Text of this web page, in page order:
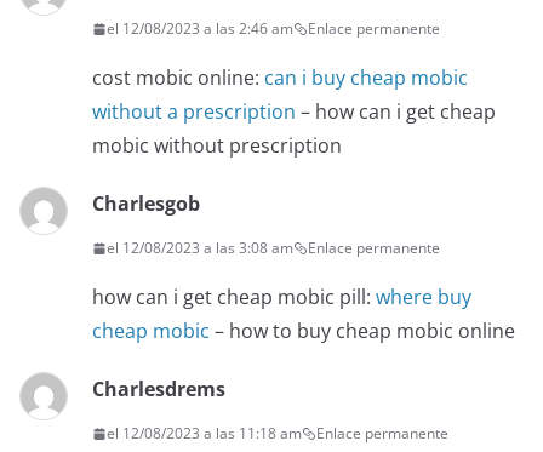
el 12/08/2023 a las 2:46 am Enlace permanente
cost mobic online: can i buy cheap mobic
without a prescription – how can i get cheap
mobic without prescription
Charlesgob
el 12/08/2023 a las 3:08 am Enlace permanente
how can i get cheap mobic pill: where buy
cheap mobic – how to buy cheap mobic online
Charlesdrems
el 12/08/2023 a las 11:18 am Enlace permanente